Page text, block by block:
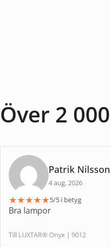
Över 2
Patrik Nilsson
4 aug, 2026
★★★★★5/5 i betyg
Bra lampor
Till LUXTAR® Onyx | 9012